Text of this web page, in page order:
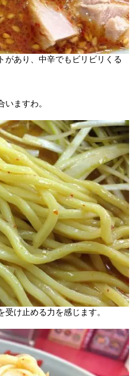
があり、中辛でもビリビリくる
いますわ。
け止める力を感じます。